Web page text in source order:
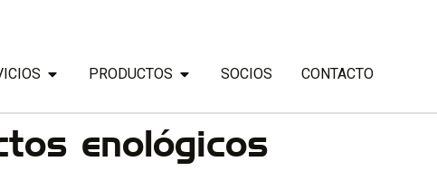
PRODUCTOS SOCIOS CONTACTO
enológicos